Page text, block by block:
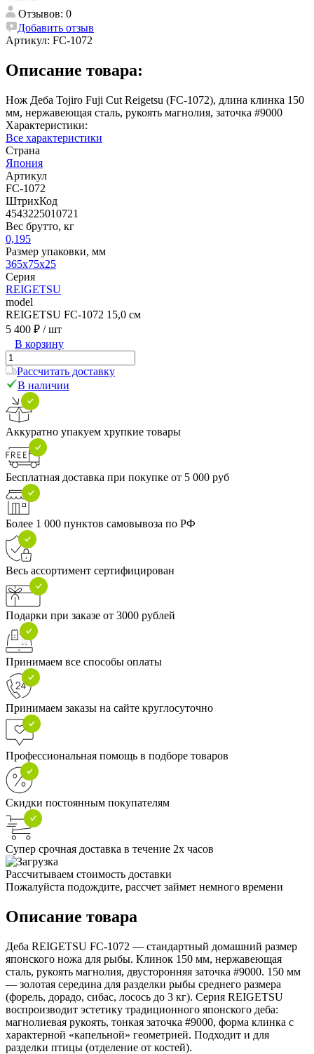
Отзывов: 0
Добавить отзыв
Артикул: FC-1072
Описание товара:
Нож Деба Tojiro Fuji Cut Reigetsu (FC-1072), длина клинка 150
мм, нержавеющая сталь, рукоять магнолия, заточка #9000
Характеристики:
Все характеристики
Страна
Япония
Артикул
FC-1072
ШтрихКод
4543225010721
Вес брутто, кг
0,195
Размер упаковки, мм
365x75x25
Серия
REIGETSU
model
REIGETSU FC-1072 15,0 см
5 400 ₽ / шт
В корзину
Рассчитать доставку
В наличии
Аккуратно упакуем хрупкие товары
Бесплатная доставка при покупке от 5 000 руб
Более 1 000 пунктов самовывоза по РФ
Весь ассортимент сертифицирован
Подарки при заказе от 3000 рублей
Принимаем все способы оплаты
Принимаем заказы на сайте круглосуточно
Профессиональная помощь в подборе товаров
Скидки постоянным покупателям
Супер срочная доставка в течение 2х часов
Рассчитываем стоимость доставки
Пожалуйста подождите, рассчет займет немного времени
Описание товара
Деба REIGETSU FC-1072 — стандартный домашний размер
японского ножа для рыбы. Клинок 150 мм, нержавеющая
сталь, рукоять магнолия, двусторонняя заточка #9000. 150 мм
— золотая середина для разделки рыбы среднего размера
(форель, дорадо, сибас, лосось до 3 кг). Серия REIGETSU
воспроизводит эстетику традиционного японского деба:
магнолиевая рукоять, тонкая заточка #9000, форма клинка с
характерной «капельной» геометрией. Подходит и для
разделки птицы (отделение от костей).